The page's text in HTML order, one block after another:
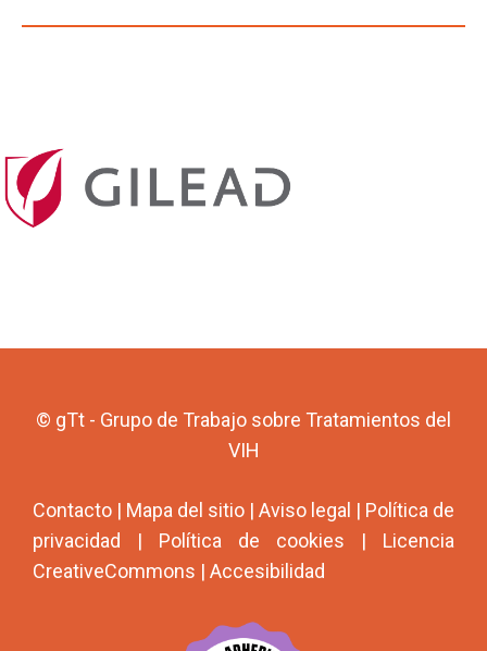
© gTt - Grupo de Trabajo sobre Tratamientos del
VIH
Contacto | Mapa del sitio | Aviso legal | Política de
privacidad | Política de cookies | Licencia
CreativeCommons | Accesibilidad